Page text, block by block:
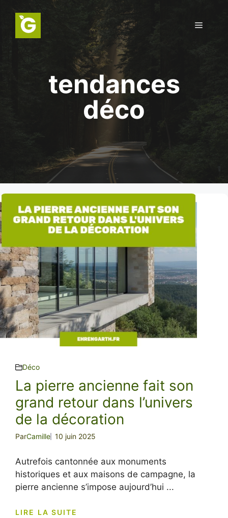
Aller
contenu
Menu
tendances
déco
Déco
La pierre ancienne fait son
grand retour dans l’univers
de la décoration
ParCamille 10 juin 2025
Autrefois cantonnée aux monuments
historiques et aux maisons de campagne, la
pierre ancienne s’impose aujourd’hui ...
LIRE LA SUITE